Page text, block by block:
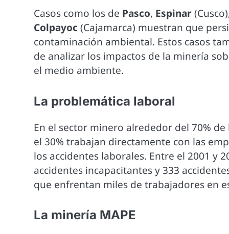
Casos como los de Pasco, Espinar
Colpayoc(Cajamarca) muestran que
contaminación ambiental. Estos casos
de analizar los impactos de la minería
el medio ambiente.
La problemática laboral
En el sector minero alrededor del 70%
el 30% trabajan directamente con las
los accidentes laborales. Entre el 2001 y
accidentes incapacitantes y 333
que enfrentan miles de trabajadores en
La minería MAPE